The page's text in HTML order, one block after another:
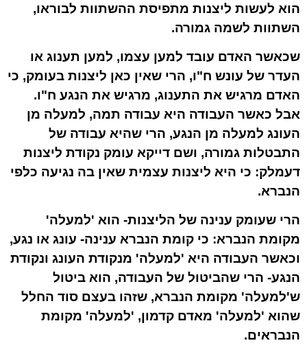
הוא לעשות ליצנות מתפיסת ההשתוות לבוראו,
השתוות לשמה גמורה.
שכאשר האדם עובד למען עצמו, למען תענוג או
העדר של עונש ח"ו, הרי שאין כאן ליצנות בעומק, כי
האדם מרגיש את התענוג, מרגיש את הנגע ח"ו.
אבל כאשר העבודה היא עבודה תמה, למעלה מן
העונג למעלה מן הנגע, הרי שהיא עבודה של
התבטלות גמורה, ושם דייקא עומק נקודת ליצנות
דעמלק: כי היא ליצנות עצמית שאין בה נגיעה כלפי
הנברא.
הרי שעומק ענינה של הליצנות- הוא 'למעלה'
מקומת הנברא: כי קומת הנברא ענינה- עונג או נגע,
וכאשר העבודה היא 'למעלה' מנקודת העונג ונקודת
הנגע- הרי שהביטול של העבודה, הוא ביטול
ש'למעלה' מקומת הנברא, שזהו בעצם סוד החלל
שהוא 'למעלה' מאדם קדמון, 'למעלה' מקומת
הנבראים.